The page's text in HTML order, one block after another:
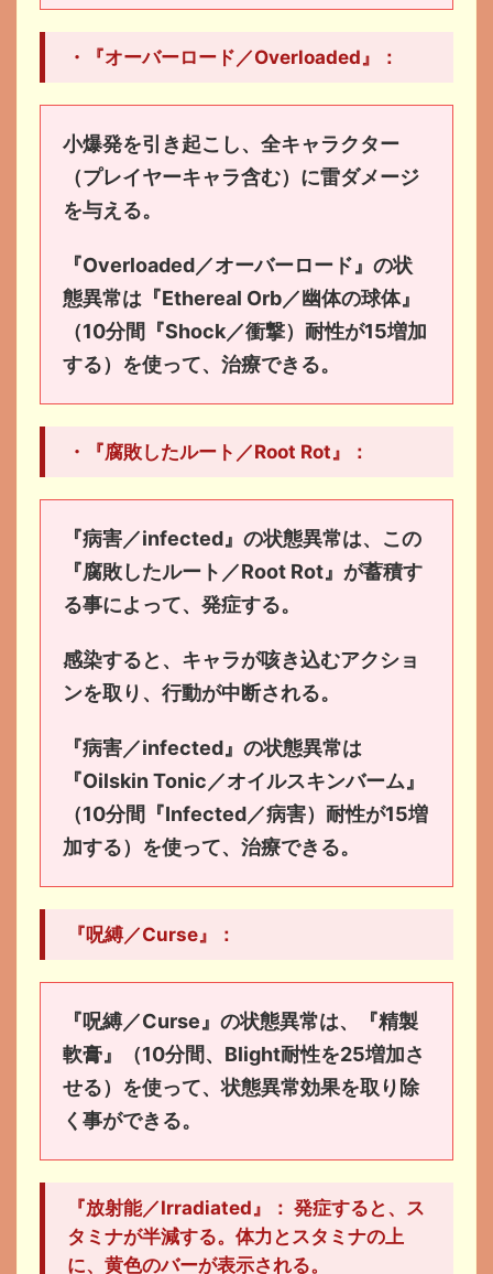
・『オーバーロード／Overloaded』：
小爆発を引き起こし、全キャラクター
（プレイヤーキャラ含む）に雷ダメージ
を与える。
『Overloaded／オーバーロード』の状
態異常は『Ethereal Orb／幽体の球体』
（10分間『Shock／衝撃）耐性が15増加
する）を使って、治療できる。
・『腐敗したルート／Root Rot』：
『病害／infected』の状態異常は、この
『腐敗したルート／Root Rot』が蓄積す
る事によって、発症する。
感染すると、キャラが咳き込むアクショ
ンを取り、行動が中断される。
『病害／infected』の状態異常は
『Oilskin Tonic／オイルスキンバーム』
（10分間『Infected／病害）耐性が15増
加する）を使って、治療できる。
『呪縛／Curse』：
『呪縛／Curse』の状態異常は、『精製
軟膏』（10分間、Blight耐性を25増加さ
せる）を使って、状態異常効果を取り除
く事ができる。
『放射能／Irradiated』： 発症すると、ス
タミナが半減する。体力とスタミナの上
に、黄色のバーが表示される。